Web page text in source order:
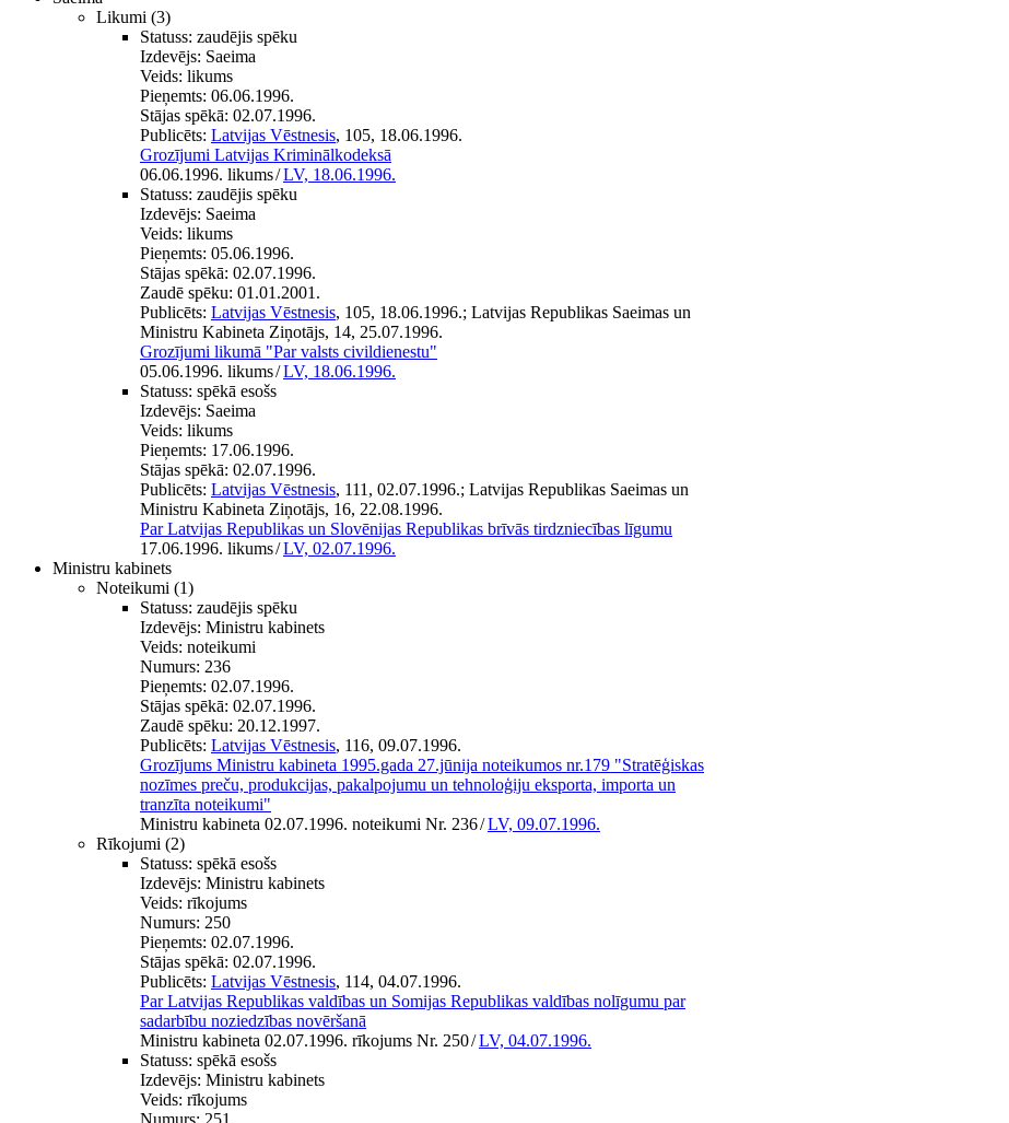
Likumi (3)
Statuss: zaudējis spēku
Izdevējs: Saeima
Veids: likums
Pieņemts: 06.06.1996.
Stājas spēkā: 02.07.1996.
Publicēts: Latvijas Vēstnesis, 105, 18.06.1996.
Grozījumi Latvijas Kriminālkodeksā
06.06.1996. likums/LV, 18.06.1996.
Statuss: zaudējis spēku
Izdevējs: Saeima
Veids: likums
Pieņemts: 05.06.1996.
Stājas spēkā: 02.07.1996.
Zaudē spēku: 01.01.2001.
Publicēts: Latvijas Vēstnesis, 105, 18.06.1996.; Latvijas Republikas Saeimas un
Ministru Kabineta Ziņotājs, 14, 25.07.1996.
Grozījumi likumā "Par valsts civildienestu"
05.06.1996. likums/LV, 18.06.1996.
Statuss: spēkā esošs
Izdevējs: Saeima
Veids: likums
Pieņemts: 17.06.1996.
Stājas spēkā: 02.07.1996.
Publicēts: Latvijas Vēstnesis, 111, 02.07.1996.; Latvijas Republikas Saeimas un
Ministru Kabineta Ziņotājs, 16, 22.08.1996.
Par Latvijas Republikas un Slovēnijas Republikas brīvās tirdzniecības līgumu
17.06.1996. likums/LV, 02.07.1996.
Ministru kabinets
Noteikumi (1)
Statuss: zaudējis spēku
Izdevējs: Ministru kabinets
Veids: noteikumi
Numurs: 236
Pieņemts: 02.07.1996.
Stājas spēkā: 02.07.1996.
Zaudē spēku: 20.12.1997.
Publicēts: Latvijas Vēstnesis, 116, 09.07.1996.
Grozījums Ministru kabineta 1995.gada 27.jūnija noteikumos nr.179 "Stratēģiskas
nozīmes preču, produkcijas, pakalpojumu un tehnoloģiju eksporta, importa un
tranzīta noteikumi"
Ministru kabineta 02.07.1996. noteikumi Nr. 236/LV, 09.07.1996.
Rīkojumi (2)
Statuss: spēkā esošs
Izdevējs: Ministru kabinets
Veids: rīkojums
Numurs: 250
Pieņemts: 02.07.1996.
Stājas spēkā: 02.07.1996.
Publicēts: Latvijas Vēstnesis, 114, 04.07.1996.
Par Latvijas Republikas valdības un Somijas Republikas valdības nolīgumu par
sadarbību noziedzības novēršanā
Ministru kabineta 02.07.1996. rīkojums Nr. 250/LV, 04.07.1996.
Statuss: spēkā esošs
Izdevējs: Ministru kabinets
Veids: rīkojums
Numurs: 251